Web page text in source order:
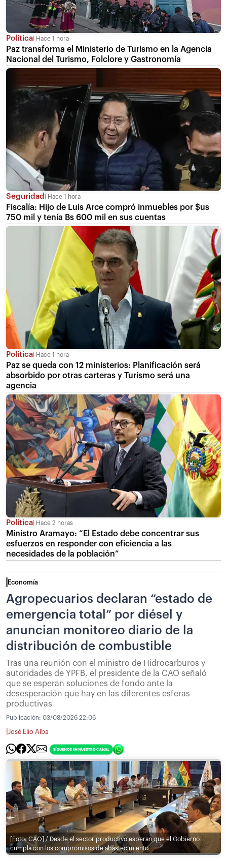
Política Hace 1 hora
Paz transforma el Ministerio de Turismo en la Agencia
Nacional del Turismo, Folclore y Gastronomía
Seguridad Hace 1 hora
Fiscalía: Hijo de Luis Arce compró inmuebles por $us
750 mil y tenía Bs 600 mil en sus cuentas
Política Hace 1 hora
Paz se queda con 12 ministerios: Planificación será
absorbido por otras carteras y Turismo será una
agencia
Política Hace 2 horas
Ministro Aramayo: “El Estado debe concentrar sus
esfuerzos en responder con eficiencia a las
necesidades de la población”
Economía
Agropecuarios declaran “estado de
emergencia total” por diésel y
anuncian monitoreo diario de la
distribución de combustible
Tras una reunión con el ministro de Hidrocarburos y
autoridades de YPFB, el presidente de la CAO señaló
que se esperan soluciones de fondo ante la
desesperación que hay en las diferentes esferas
productivas
Publicación: 03/08/2026 22:06
José Elio Alba
[Foto: CAO] / Desde el sector productivo esperan que el Gobierno
cumpla con los compromisos de abastecimiento